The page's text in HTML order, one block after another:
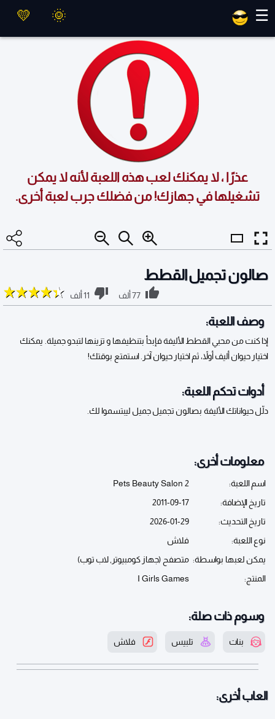
☰
عذرًا ، لا يمكنك لعب هذه اللعبة لأنه لا يمكن
تشغيلها في جهازك! من فضلك جرب لعبة أخرى.
صالون تجميل القطط
77 ألف 11 ألف
وصف اللعبة:
إذا كنت من محبي القطط الأليفة فإبدأ بتنظيفها و تزينها لتبدو جميلة. يمكنك
اختيار حيوان أليف أولاً، ثم اختيار حيوان آخر. استمتع بوقتك!
أدوات تحكم اللعبة:
دلّل حيواناتك الأليفة بصالون تجميل جميل ليبتسموا لك.
معلومات أخرى:
اسم اللعبة:
Pets Beauty Salon 2
تاريخ الإضافة:
2011-09-17
تاريخ التحديث:
2026-01-29
نوع اللعبة:
فلاش
يمكن لعبها بواسطة: متصفح (جهاز كومبيوتر, لاب توب)
المنتج:
I Girls Games
وسوم ذات صلة:
بنات تلبيس فلاش
العاب أخرى: